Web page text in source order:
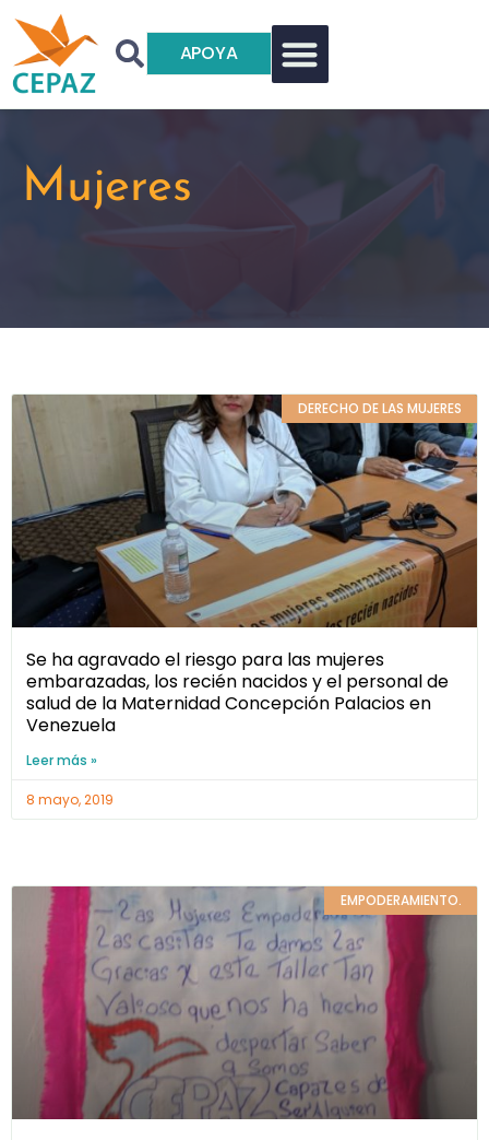
APOYA
Mujeres
DERECHO DE LAS MUJERES
Se ha agravado el riesgo para las mujeres
embarazadas, los recién nacidos y el personal de
salud de la Maternidad Concepción Palacios en
Venezuela
Leer más »
8 mayo, 2019
EMPODERAMIENTO.